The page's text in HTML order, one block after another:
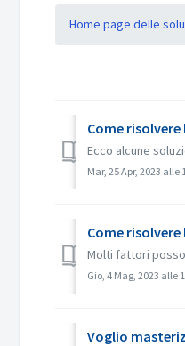
Home page delle
Come
Ecco alcune
Mar, 25 Apr, 2023 alle
Come
Molti fattori
Gio, 4 Mag, 2023 alle
Voglio